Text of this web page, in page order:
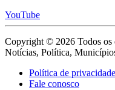
YouTube
Copyright © 2026 Todos os
Notícias, Política,
Política de privacidade
Fale conosco